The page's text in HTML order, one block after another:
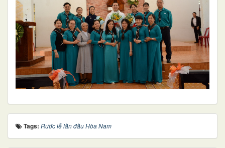
Tags: Rước lễ lần đầu Hòa Nam